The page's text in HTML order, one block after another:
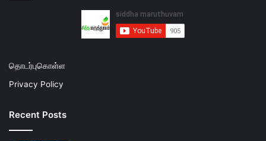
தொடர்புகொள்ள
Privacy Policy
Recent Posts